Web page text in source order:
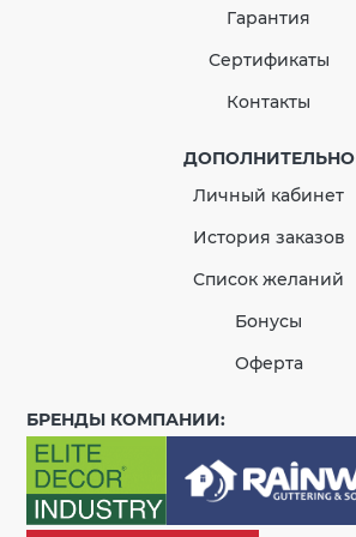
Гарантия
Сертификаты
Контакты
ДОПОЛНИТЕЛЬНО
Личный кабинет
История заказов
Список желаний
Бонусы
Оферта
БРЕНДЫ КОМПАНИИ: